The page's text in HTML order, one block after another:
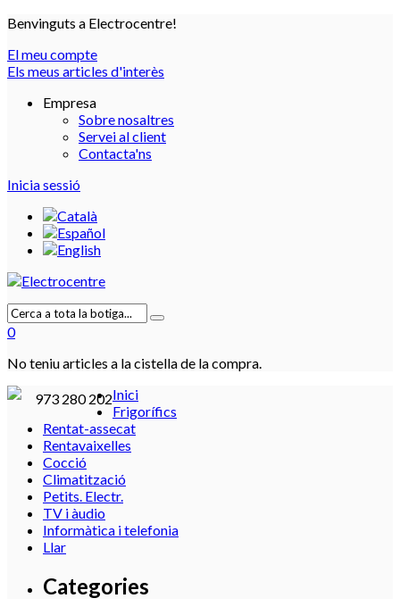
Benvinguts a Electrocentre!
El meu compte
Els meus articles d'interès
Empresa
Sobre nosaltres
Servei al client
Contacta'ns
Inicia sessió
0
No teniu articles a la cistella de la compra.
973 280 202Inici
Frigorífics
Rentat-assecat
Rentavaixelles
Cocció
Climatització
Petits. Electr.
TV i àudio
Informàtica i telefonia
Llar
Categories